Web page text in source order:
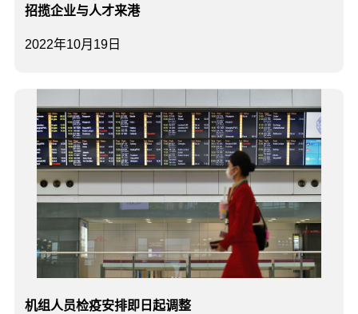
2022年10月19日
招揽企业与人才来港
机组人员检疫安排即日起调整